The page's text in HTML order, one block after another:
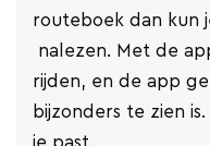
routeboek dan kun
nalezen. Met de
rijden, en de app
bijzonders te zien
je past.